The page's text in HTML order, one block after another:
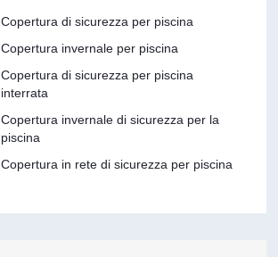
Copertura di sicurezza per piscina
Copertura invernale per piscina
Copertura di sicurezza per piscina
interrata
Copertura invernale di sicurezza per la
piscina
Copertura in rete di sicurezza per piscina